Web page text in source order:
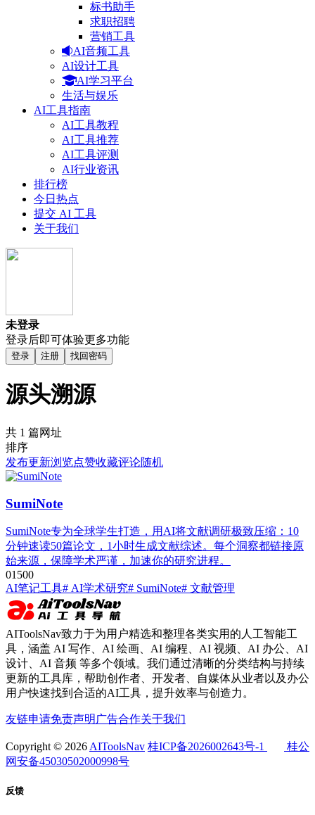
标书助手
求职招聘
营销工具
AI音频工具
AI设计工具
AI学习平台
生活与娱乐
AI工具指南
AI工具教程
AI工具推荐
AI工具评测
AI行业资讯
排行榜
今日热点
提交 AI 工具
关于我们
未登录
登录后即可体验更多功能
登录 注册 找回密码
源头溯源
共 1 篇网址
排序
发布更新浏览点赞收藏评论随机
SumiNote
SumiNote专为全球学生打造，用AI将文献调研极致压缩：10
分钟速读50篇论文，1小时生成文献综述。每个洞察都链接原
始来源，保障学术严谨，加速你的研究进程。
01500
AI笔记工具# AI学术研究# SumiNote# 文献管理
AIToolsNav致力于为用户精选和整理各类实用的人工智能工
具，涵盖 AI 写作、AI 绘画、AI 编程、AI 视频、AI 办公、AI
设计、AI 音频 等多个领域。我们通过清晰的分类结构与持续
更新的工具库，帮助创作者、开发者、自媒体从业者以及办公
用户快速找到合适的AI工具，提升效率与创造力。
友链申请免责声明 广告合作关于我们
Copyright © 2026 AIToolsNav 桂ICP备2026002643号-1
桂公
网安备45030502000998号
反馈